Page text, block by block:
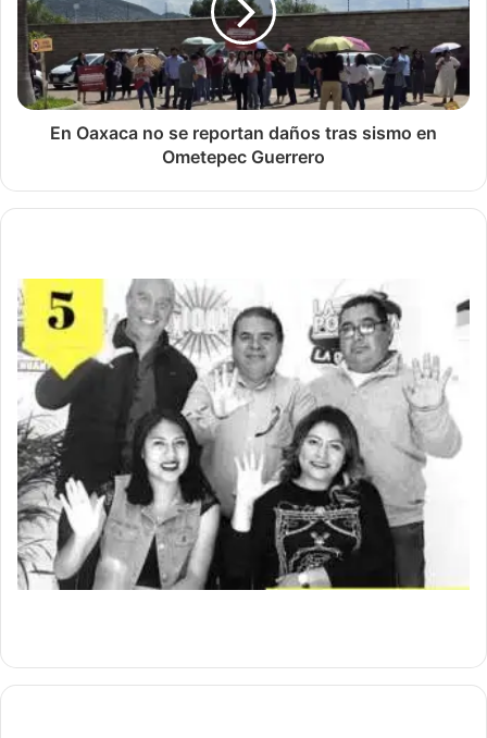
En Oaxaca no se reportan daños tras sismo en
Ometepec Guerrero